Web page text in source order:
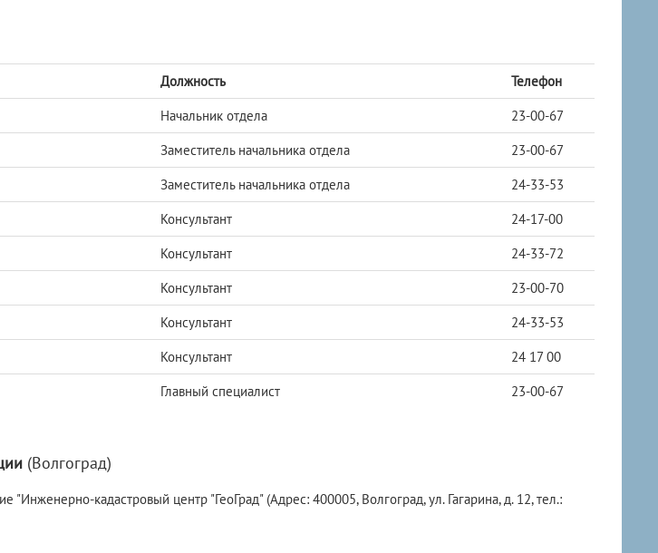
Должность
Телефон
Начальник отдела
23-00-67
Заместитель начальника отдела
23-00-67
Заместитель начальника отдела
24-33-53
Консультант
24-17-00
Консультант
24-33-72
Консультант
23-00-70
Консультант
24-33-53
Консультант
24 17 00
Главный специалист 23-00-67
(Волгоград)
кадастровый центр "ГеоГрад" (Адрес: 400005, Волгоград, ул. Гагарина, д. 12, тел.: